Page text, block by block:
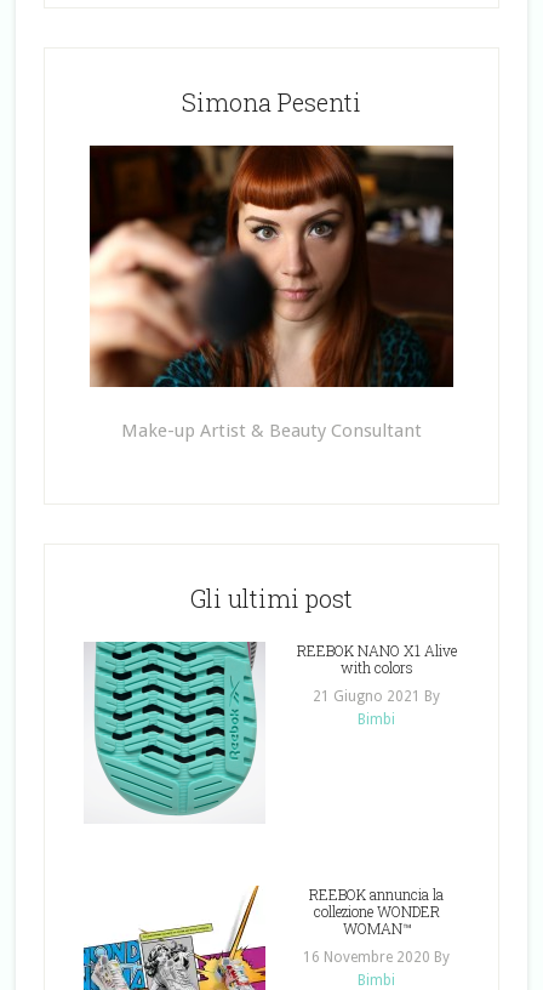
Simona Pesenti
Make-up Artist & Beauty Consultant
Gli ultimi post
REEBOK NANO X1 Alive
with colors
21 Giugno 2021 By
Bimbi
REEBOK annuncia la
collezione WONDER
WOMAN™
16 Novembre 2020 By
Bimbi